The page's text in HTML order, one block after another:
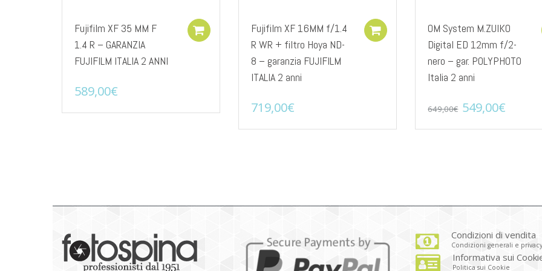
Fujifilm XF 35 MM F
1.4 R – GARANZIA
FUJIFILM ITALIA 2 ANNI
589,00€
Add to cartFujifilm XF 16MM f/1.4
R WR + filtro Hoya ND-
8 – garanzia FUJIFILM
ITALIA 2 anni
719,00€
Add to cartOM System M.ZUIKO
Digital ED 12mm f/2-
nero – gar. POLYPHOTO
Italia 2 anni
649,00€ Il
prezzo
549,00€
Condizioni di vendita
Condizioni generali e privacy
Informativa sui
Politica sui Cookie